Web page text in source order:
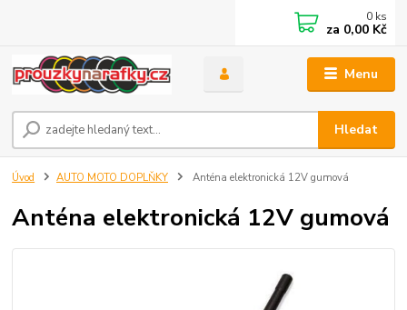
Menu
Hledat
0 ks
za 0,00 Kč
Úvod AUTO MOTO DOPLŇKY Anténa elektronická 12V gumová
Anténa elektronická 12V gumová